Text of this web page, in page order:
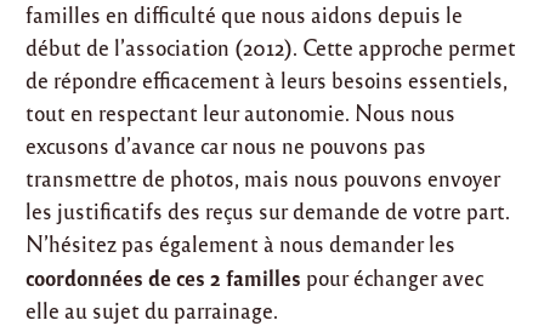
familles en difficulté que nous aidons depuis le
début de l’association (2012). Cette approche permet
de répondre efficacement à leurs besoins essentiels,
tout en respectant leur autonomie. Nous nous
excusons d’avance car nous ne pouvons pas
transmettre de photos, mais nous pouvons envoyer
les justificatifs des reçus sur demande de votre part.
N’hésitez pas également à nous demander les
coordonnées de ces 2 familles pour échanger avec
elle au sujet du parrainage.